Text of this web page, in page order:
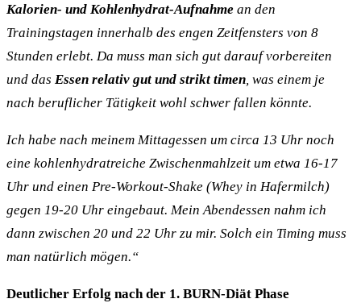
Kalorien- und Kohlenhydrat-Aufnahme an den
Trainingstagen innerhalb des engen Zeitfensters von 8
Stunden erlebt. Da muss man sich gut darauf vorbereiten
und das Essen relativ gut und strikt timen, was einem je
nach beruflicher Tätigkeit wohl schwer fallen könnte.
Ich habe nach meinem Mittagessen um circa 13 Uhr noch
eine kohlenhydratreiche Zwischenmahlzeit um etwa 16-17
Uhr und einen Pre-Workout-Shake (Whey in Hafermilch)
gegen 19-20 Uhr eingebaut. Mein Abendessen nahm ich
dann zwischen 20 und 22 Uhr zu mir. Solch ein Timing muss
man natürlich mögen.“
Deutlicher Erfolg nach der 1. BURN-Diät Phase